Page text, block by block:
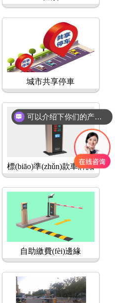
城市共享停車
標(biāo)準(zhǔn)款車牌識
自助繳費(fèi)邊緣
可以介绍下你们的产品么？